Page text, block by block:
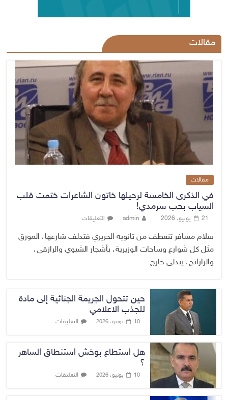
مقالات
مقالات
في الذكرى الخامسة لرحيلها خاتون الشاعرات ختمت قلب
السياب بحب سرمدي!
21 يونيو، 2026 admin التعليقات
سلام مسافر تنعطف من ثانوية الحريري فتدلف شارعها، المورق
مثل كل شوارع وساحات الوزيرية، بأشجار الشبوي والرازقي،
والرارانج، يتدلى خارج
حين تتحول الجريمة الجنائية إلى مادة
للجذب الاعلامي
10 يونيو، 2026 التعليقات
هل استطاع بوخش استنطاق الساهر
؟
10 يونيو، 2026 التعليقات